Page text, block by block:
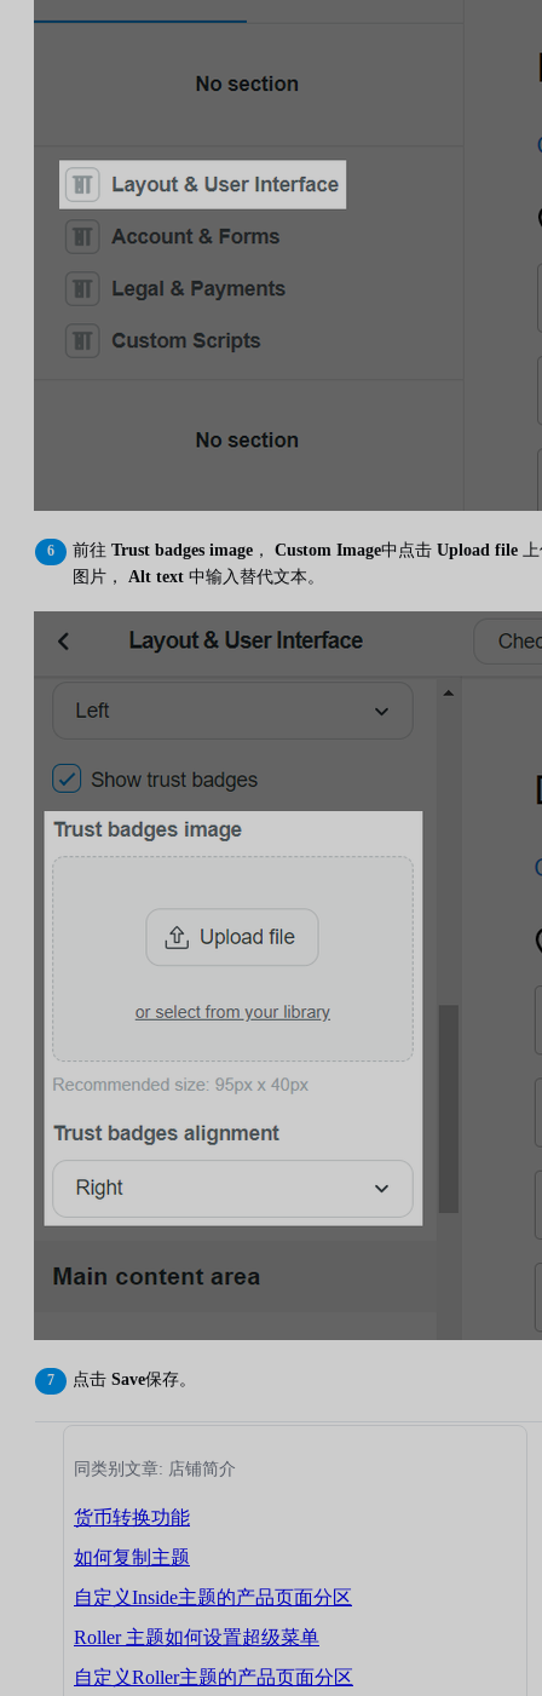
前往 Trust badges image ， Custom Image中点击 Upload file
图片， Alt text 中输入替代文本。
点击 Save保存。
同类别文章: 店铺简介
货币转换功能
如何复制主题
自定义Inside主题的产品页面分区
Roller 主题如何设置超级菜单
自定义Roller主题的产品页面分区